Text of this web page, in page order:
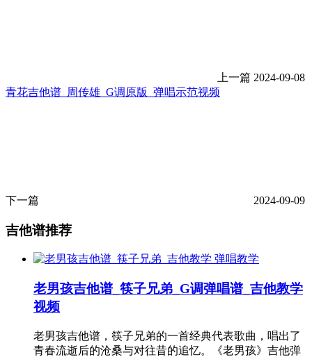
上一篇 2024-09-08
青花吉他谱_周传雄_G调原版_弹唱示范视频
下一篇 2024-09-09
吉他谱推荐
弹唱教学
老男孩吉他谱_筷子兄弟_G调弹唱谱_吉他教学
视频
老男孩吉他谱，筷子兄弟的一首经典代表歌曲，唱出了
青春流逝后的沧桑与对往昔的追忆。《老男孩》吉他弹